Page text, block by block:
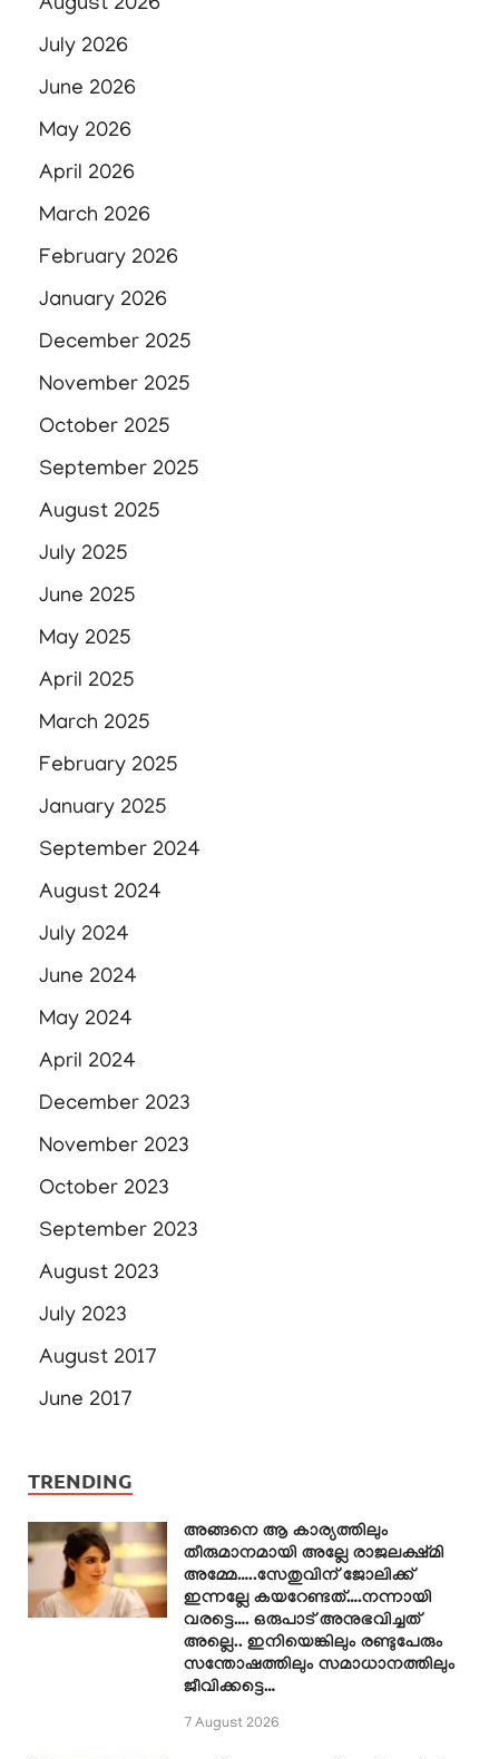
July 2026
June 2026
May 2026
April 2026
March 2026
February 2026
January 2026
December 2025
November 2025
October 2025
September 2025
August 2025
July 2025
June 2025
May 2025
April 2025
March 2025
February 2025
January 2025
September 2024
August 2024
July 2024
June 2024
May 2024
April 2024
December 2023
November 2023
October 2023
September 2023
August 2023
July 2023
August 2017
June 2017
TRENDING
അങ്ങനെ ആ കാര്യത്തിലും
തീരുമാനമായി അല്ലേ രാജലക്ഷ്മി
അമ്മേ…..സേതുവിന് ജോലിക്ക്
ഇന്നല്ലേ കയറേണ്ടത്….നന്നായി
വരട്ടെ…. ഒരുപാട് അനുഭവിച്ചത്
അല്ലെ.. ഇനിയെങ്കിലും രണ്ടുപേരും
സന്തോഷത്തിലും സമാധാനത്തിലും
ജീവിക്കട്ടെ…
7 August 2026